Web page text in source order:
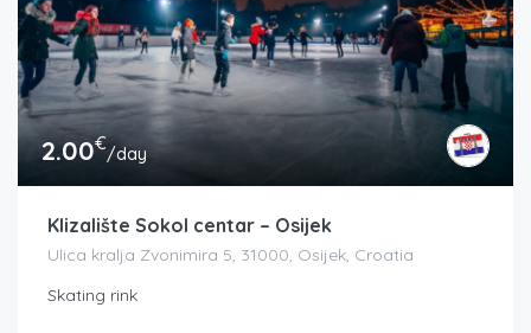
2.00€/day
Klizalište Sokol centar – Osijek
Ulica kralja Zvonimira 5, 31000, Osijek, Croatia
Skating rink